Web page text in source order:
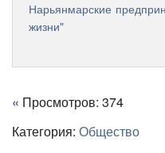
Нарьянмарские
жизни"
« Просмотров: 374
Категория: Общество